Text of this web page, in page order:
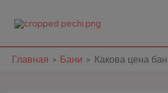
Главная Бани Какова цена